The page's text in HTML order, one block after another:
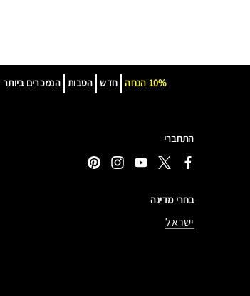
הנמכרים ביותר הטבות חדש 10% הנחה
התחברי
בחרי מדינה
ישראל